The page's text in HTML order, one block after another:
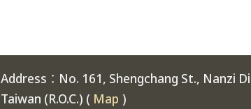
Address：No. 161, Shengchang St., Nanzi
Taiwan (R.O.C.) ( Map )